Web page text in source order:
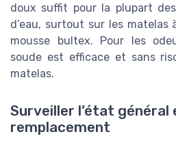
doux suffit pour la plupart
d’eau, surtout sur les matelas
mousse bultex. Pour les
soude est efficace et sans
matelas.
Surveiller l’état
remplacement